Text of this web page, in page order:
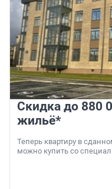
Скидка до 880
жильё*
Теперь квартиру в
можно купить со